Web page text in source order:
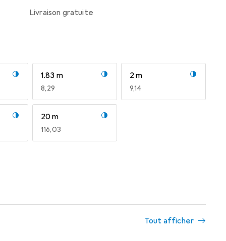
livraison gratuite
1.83 m
EUR
8,29
2 m
EUR
9,14
20 m
EUR
116,03
Tout afficher